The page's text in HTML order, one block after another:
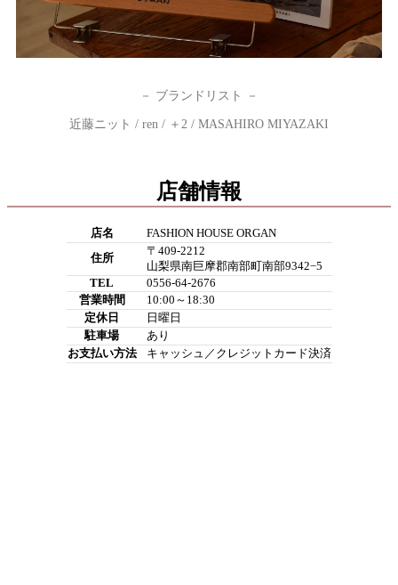
－ ブランドリスト －
近藤ニット / ren / ＋2 / MASAHIRO MIYAZAKI
店舗情報
店名
FASHION HOUSE ORGAN
住所
〒409-2212
山梨県南巨摩郡南部町南部9342−5
TEL
0556-64-2676
営業時間
10:00～18:30
定休日
日曜日
駐車場
あり
お支払い方法
キャッシュ／クレジットカード決済